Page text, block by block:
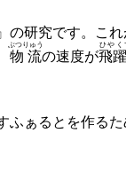
の研究です。これ
物流
ぶつりゅう
の速度が飛
ひやく
ふぁるとを作るた